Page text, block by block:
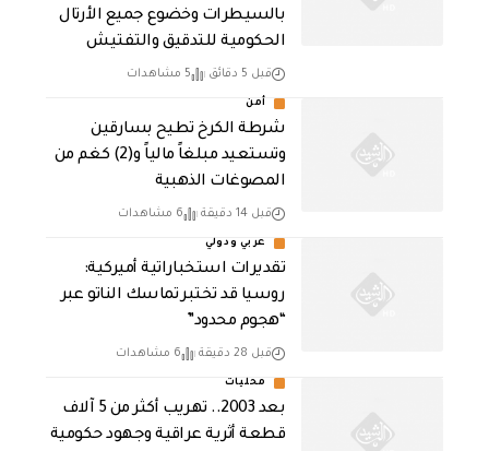
بالسيطرات وخضوع جميع الأرتال
الحكومية للتدقيق والتفتيش
قبل 5 دقائق 5 مشاهدات
أمن
شرطة الكرخ تطيح بسارقين
وتستعيد مبلغاً مالياً و(2) كغم من
المصوغات الذهبية
قبل 14 دقيقة 6 مشاهدات
عربي ودولي
تقديرات استخباراتية أميركية:
روسيا قد تختبر تماسك الناتو عبر
“هجوم محدود”
قبل 28 دقيقة 6 مشاهدات
محليات
بعد 2003.. تهريب أكثر من 5 آلاف
قطعة أثرية عراقية وجهود حكومية